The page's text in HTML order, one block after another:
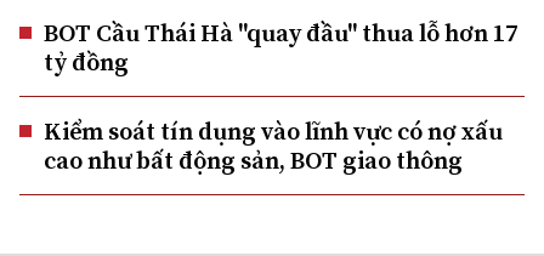
BOT Cầu Thái Hà "quay đầu" thua lỗ hơn 17
tỷ đồng
Kiểm soát tín dụng vào lĩnh vực có nợ xấu
cao như bất động sản, BOT giao thông